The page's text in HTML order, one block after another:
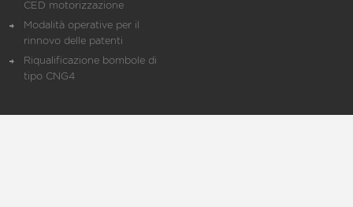
CED motorizzazione
Modalità operative per il
rinnovo delle patenti
Riqualificazione bombole di
tipo CNG4